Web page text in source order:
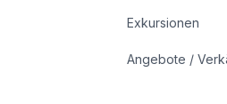
Exkursionen
Angebote /